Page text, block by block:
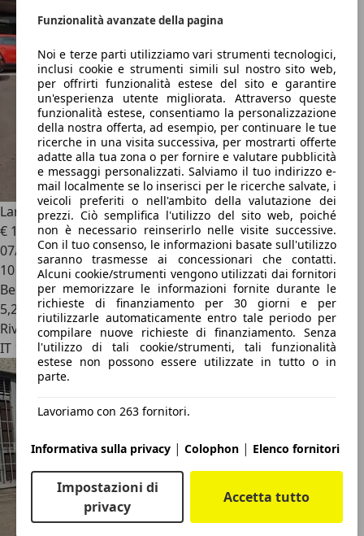
Funzionalità avanzate della pagina
Noi e terze parti utilizziamo vari strumenti tecnologici,
inclusi cookie e strumenti simili sul nostro sito web,
per offrirti funzionalità estese del sito e garantire
un'esperienza utente migliorata. Attraverso queste
funzionalità estese, consentiamo la personalizzazione
della nostra offerta, ad esempio, per continuare le tue
ricerche in una visita successiva, per mostrarti offerte
adatte alla tua zona o per fornire e valutare pubblicità
e messaggi personalizzati. Salviamo il tuo indirizzo e-
mail localmente se lo inserisci per le ricerche salvate, i
veicoli preferiti o nell'ambito della valutazione dei
prezzi. Ciò semplifica l'utilizzo del sito web, poiché
non è necessario reinserirlo nelle visite successive.
Con il tuo consenso, le informazioni basate sull'utilizzo
saranno trasmesse ai concessionari che contatti.
Alcuni cookie/strumenti vengono utilizzati dai fornitori
per memorizzare le informazioni fornite durante le
richieste di finanziamento per 30 giorni e per
riutilizzarle automaticamente entro tale periodo per
compilare nuove richieste di finanziamento. Senza
l'utilizzo di tali cookie/strumenti, tali funzionalità
estese non possono essere utilizzate in tutto o in
parte.
Lavoriamo con 263 fornitori.
Informativa sulla privacy | Colophon | Elenco fornitori
Impostazioni di
privacy
Accetta tutto
Lancia Ypsilon1.2 Turbo 100 100cv
€ 15.9501
07/2026
10 km
Benzina
5,2 l/100 km (comb.)
Rivenditore
IT 13876